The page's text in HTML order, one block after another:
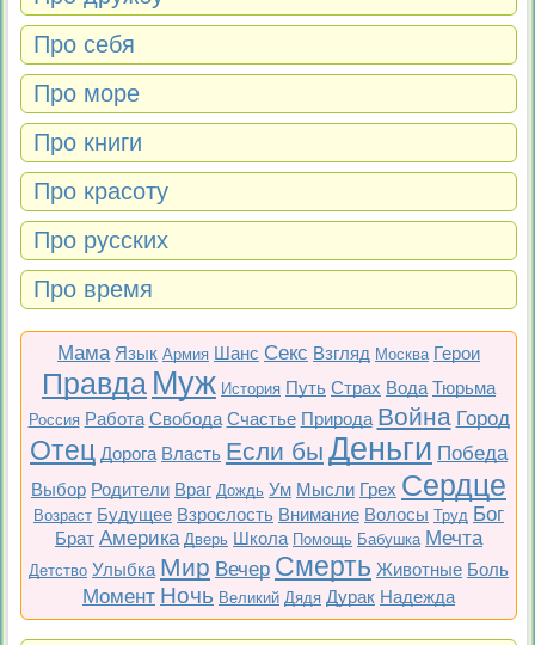
Про себя
Про море
Про книги
Про красоту
Про русских
Про время
Мама Язык Армия Шанс Секс Взгляд Москва Герои
Правда Муж История Путь Страх Вода Тюрьма
Россия Работа Свобода Счастье Природа Война Город
Отец Дорога Власть Если бы Деньги Победа
Выбор Родители Враг Дождь Ум Мысли Грех Сердце
Возраст Будущее Взрослость Внимание Волосы Труд Бог
Брат Америка Дверь Школа Помощь Бабушка Мечта
Детство Улыбка Мир Вечер Смерть Животные Боль
Момент Ночь Великий Дядя Дурак Надежда